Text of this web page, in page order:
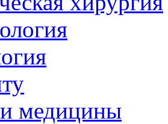
медицины